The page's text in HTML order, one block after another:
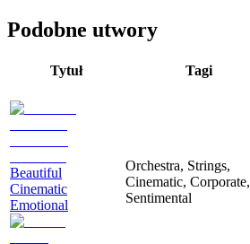
Podobne utwory
Tytuł Tagi
Beautiful
Cinematic
Emotional
Orchestra, Strings,
Cinematic, Corporate,
Sentimental